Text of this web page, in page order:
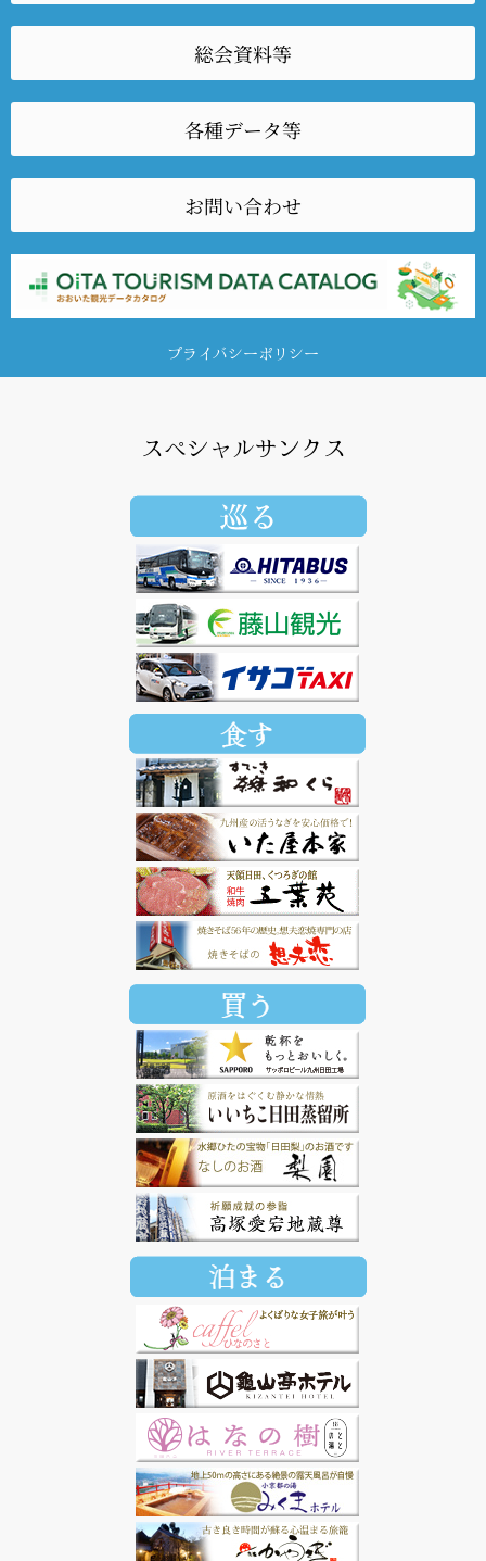
総会資料等
各種データ等
お問い合わせ
プライバシーポリシー
スペシャルサンクス